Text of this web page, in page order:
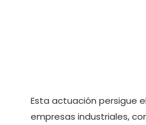
Esta actuación persigue
empresas industriales,